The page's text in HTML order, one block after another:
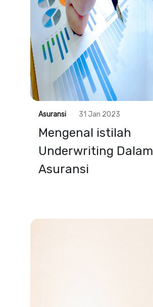
Asuransi 31 Jan 2023
Mengenal istilah
Underwriting Dalam
Asuransi